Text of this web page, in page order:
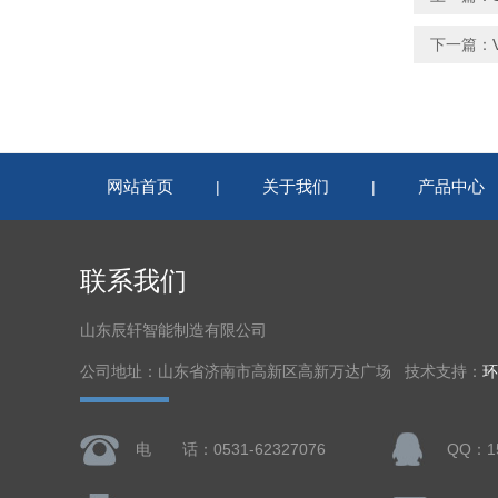
下一篇：
网站首页 | 关于我们 | 产品中心
联系我们
山东辰轩智能制造有限公司
公司地址：山东省济南市高新区高新万达广场 技术支持：
电 话：0531-62327076 QQ：